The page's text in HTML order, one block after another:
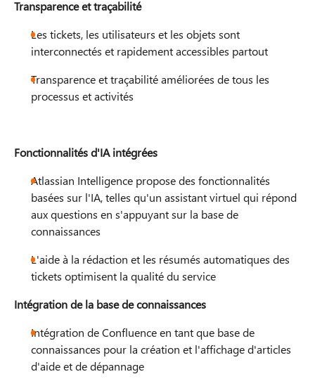
Transparence et traçabilité
Les tickets, les utilisateurs et les objets sont
interconnectés et rapidement accessibles partout
Transparence et traçabilité améliorées de tous les
processus et activités​​
Fonctionnalités d'IA intégrées
Atlassian Intelligence propose des fonctionnalités
basées sur l'IA, telles qu'un assistant virtuel qui répond
aux questions en s'appuyant sur la base de
connaissances
L'aide à la rédaction et les résumés automatiques des
tickets optimisent la qualité du service​​
Intégration de la base de connaissances
Intégration de Confluence en tant que base de
connaissances pour la création et l'affichage d'articles
d'aide et de dépannage